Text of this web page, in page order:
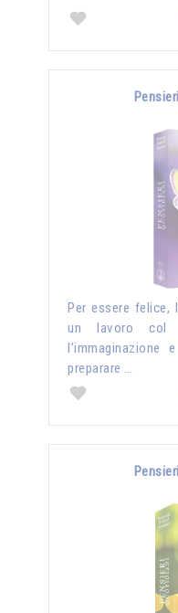
Per essere felice,
un lavoro col
preparare …